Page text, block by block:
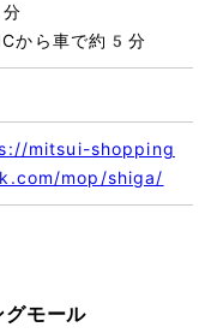
から車で約5分
mitsui-shopping
mop/shiga/
グモール